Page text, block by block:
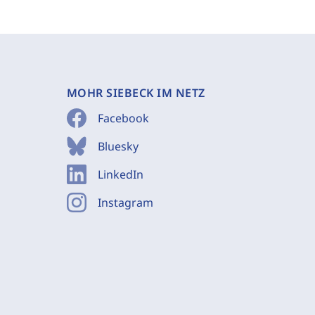
MOHR SIEBECK IM NETZ
Facebook
Bluesky
LinkedIn
Instagram